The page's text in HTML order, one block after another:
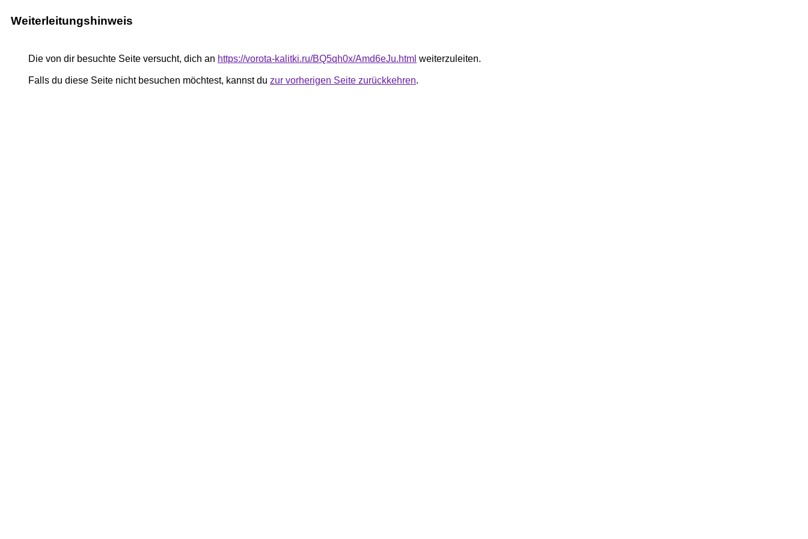
Weiterleitungshinweis
Die von dir besuchte Seite versucht, dich an https://vorota-kalitki.ru/BQ5qh0x/Amd6eJu.html weiterzuleiten.
Falls du diese Seite nicht besuchen möchtest, kannst du zur vorherigen Seite zurückkehren.